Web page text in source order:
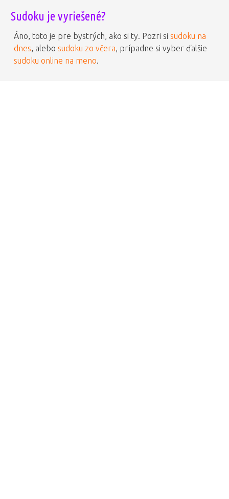
Sudoku je vyriešené?
Áno, toto je pre bystrých, ako si ty. Pozri si sudoku na
dnes , alebo sudoku zo včera , prípadne si vyber ďalšie
sudoku online na meno